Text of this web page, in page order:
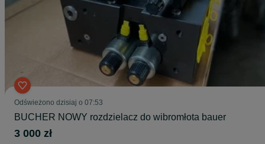
Odświeżono dzisiaj o 07:53
BUCHER NOWY rozdzielacz do wibromłota bauer
3 000 zł